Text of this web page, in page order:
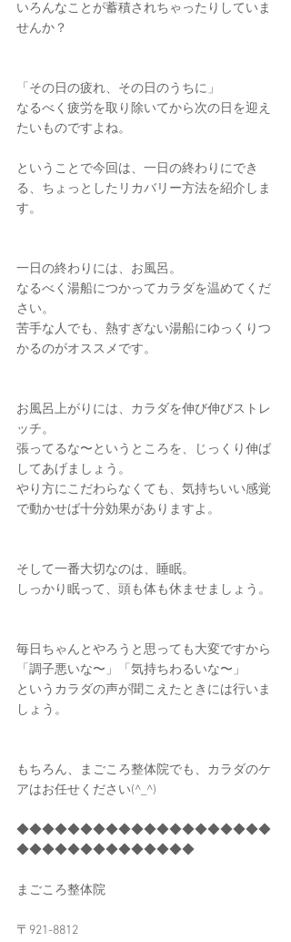
いろんなことが蓄積されちゃったりしていま
せんか？
「その日の疲れ、その日のうちに」
なるべく疲労を取り除いてから次の日を迎え
たいものですよね。
ということで今回は、一日の終わりにでき
る、ちょっとしたリカバリー方法を紹介しま
す。
一日の終わりには、お風呂。
なるべく湯船につかってカラダを温めてくだ
さい。
苦手な人でも、熱すぎない湯船にゆっくりつ
かるのがオススメです。
お風呂上がりには、カラダを伸び伸びストレ
ッチ。
張ってるな〜というところを、じっくり伸ば
してあげましょう。
やり方にこだわらなくても、気持ちいい感覚
で動かせば十分効果がありますよ。
そして一番大切なのは、睡眠。
しっかり眠って、頭も体も休ませましょう。
毎日ちゃんとやろうと思っても大変ですから
「調子悪いな〜」「気持ちわるいな〜」
というカラダの声が聞こえたときには行いま
しょう。
もちろん、まごころ整体院でも、カラダのケ
アはお任せください(^_^)
◆◆◆◆◆◆◆◆◆◆◆◆◆◆◆◆◆◆◆◆
◆◆◆◆◆◆◆◆◆◆◆◆◆◆
まごころ整体院
〒921-8812